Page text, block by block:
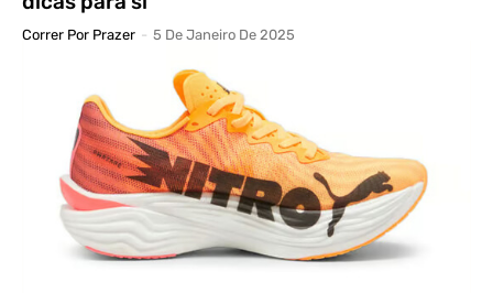
Correr Por Prazer - 5 De Janeiro De 2025